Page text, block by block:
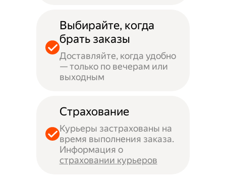
Выбирайте, когда
брать заказы
Доставляйте, когда удобно
— только по вечерам или
выходным
Страхование
Курьеры застрахованы на
время выполнения заказа.
Информация о
страховании курьеров